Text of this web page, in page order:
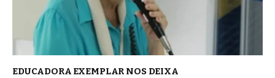
EDUCADORA EXEMPLAR NOS DEIXA